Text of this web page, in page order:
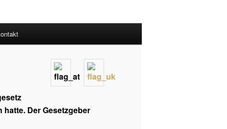
Der Gesetzgeber